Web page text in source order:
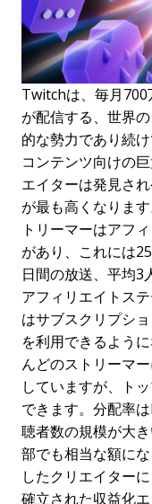
Twitchは、毎月700
が配信する、世界
的な勢力であり続
コンテンツ向けの
エイターは発見さ
が最も高くなりま
トリーマーはアフ
があり、これには
日間の放送、平均3
アフィリエイトス
はサブスクリプシ
を利用できるよう
んどのストリーマ
していますが、ト
できます。分配率
聴者数の規模が大
部でも相当な額に
したクリエイター
確立された収益化